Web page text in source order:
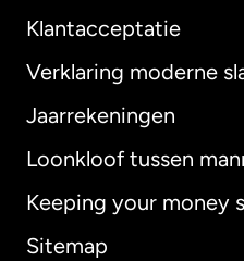
Klantacceptatie
Verklaring moderne
Jaarrekeningen
Loonkloof tussen
Keeping your money
Sitemap
Internationaal
Australië